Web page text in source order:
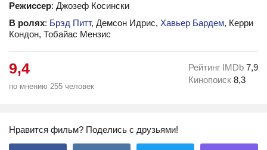
Режиссер: Джозеф Косински
В ролях: Брэд Питт, Демсон Идрис, Хавьер Бардем, Керри
Кондон, Тобайас Мензис
9,4
по мнению 255 человек
Рейтинг IMDb 7,9
Кинопоиск 8,3
Нравится фильм? Поделись с друзьями!